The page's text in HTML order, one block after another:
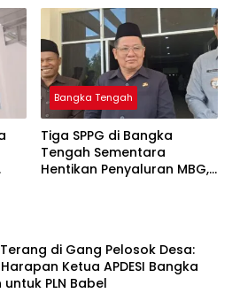
Dana Banper Belum Cair
Bangka Tengah
‎Tiga SPPG di Bangka
Tengah Sementara
Hentikan Penyaluran MBG,
di Gang Pelosok Desa:
Ketua APDESI Bangka
PLN Babel